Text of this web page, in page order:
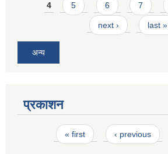
4 5 6 7
next › last »
अन्य
प्रकाशन
Pages« first ‹ previous